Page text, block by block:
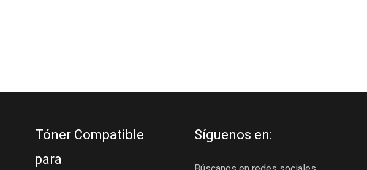
Tóner Compatible
para
Síguenos en: